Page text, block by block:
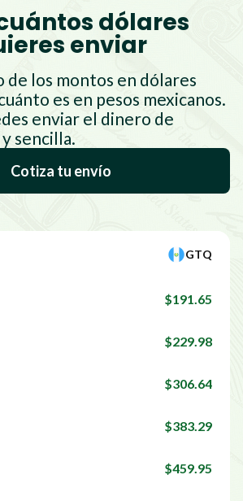
dólares
enviar
de los montos en dólares
es en pesos mexicanos.
enviar el dinero de
sencilla.
Cotiza tu envío
GTQ
$191.65
$229.98
$306.64
$383.29
$459.95